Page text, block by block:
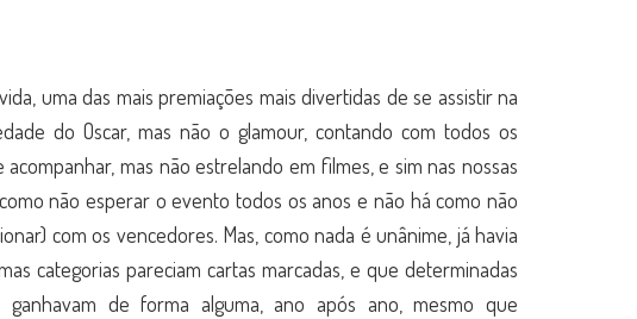
uma das mais premiações mais divertidas de se assistir na
do Oscar, mas não o glamour, contando com todos os
mas não estrelando em filmes, e sim nas nossas
não esperar o evento todos os anos e não há como não
com os vencedores. Mas, como nada é unânime, já havia
categorias pareciam cartas marcadas, e que determinadas
ganhavam de forma alguma, ano após ano, mesmo que